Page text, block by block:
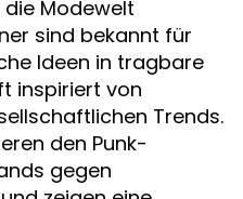
die Modewelt
sind bekannt für
Ideen in tragbare
inspiriert von
Trends.
den Punk-
gegen